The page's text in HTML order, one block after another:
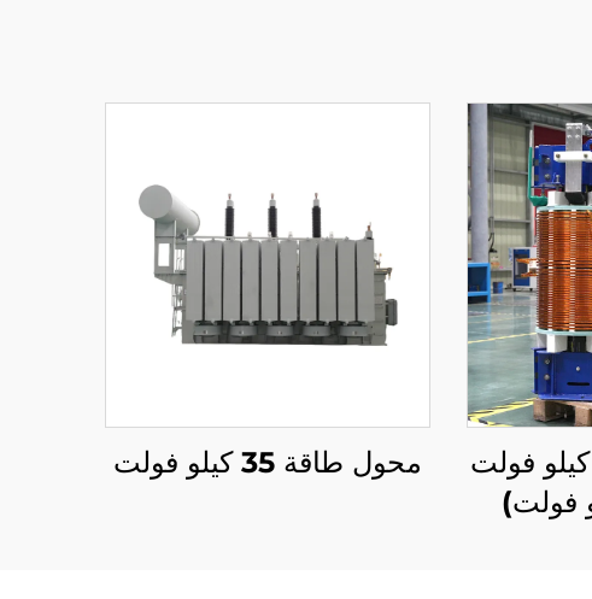
محول مهواة 20 كيلو فولت
محول طاقة 35 كيلو فولت